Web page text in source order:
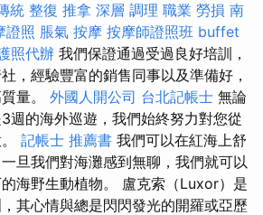
統 整復 推拿 深層 調理 職業 勞損 南
證照 脹氣 按摩 按摩師證照班 buffet
照代辦 我們保證通過受過良好培訓，
，經驗豐富的銷售同事以及準備好，
量。 外國人開公司 台北記帳士 無論
週的海外巡遊，我們始終努力對您從
記帳士 推薦書 我們可以在紅海上舒
旦我們對海灘感到無聊，我們就可以
海野生動植物。 盧克索（Luxor）是
其心情與總是閃閃發光的開羅或亞歷